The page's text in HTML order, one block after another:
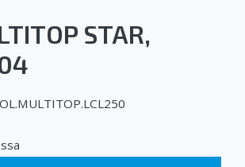
STAR,